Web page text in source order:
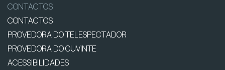
CONTACTOS
CONTACTOS
PROVEDORA DO TELESPECTADOR
PROVEDORA DO OUVINTE
ACESSIBILIDADES